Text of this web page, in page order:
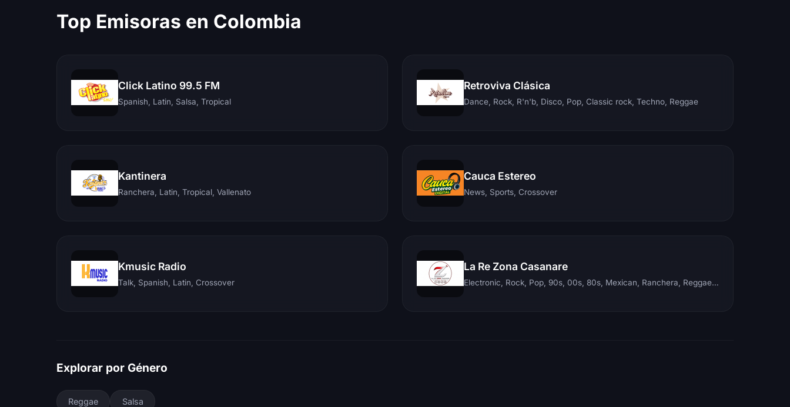
Top Emisoras en Colombia
Click Latino 99.5 FM
Spanish, Latin, Salsa, Tropical
Retroviva Clásica
Dance, Rock, R'n'b, Disco, Pop, Classic rock, Techno, Reggae
Kantinera
Ranchera, Latin, Tropical, Vallenato
Cauca Estereo
News, Sports, Crossover
Kmusic Radio
Talk, Spanish, Latin, Crossover
La Re Zona Casanare
Electronic, Rock, Pop, 90s, 00s, 80s, Mexican, Ranchera, Reggaeton, Instrumental, Salsa, Merengue, Tropical, Romantic, Vallenato, Llanera
Explorar por Género
Reggae Salsa